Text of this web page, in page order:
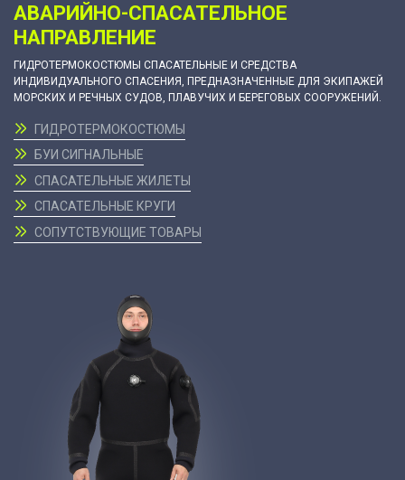
АВАРИЙНО-СПАСАТЕЛЬНОЕ
НАПРАВЛЕНИЕ
ГИДРОТЕРМОКОСТЮМЫ СПАСАТЕЛЬНЫЕ И СРЕДСТВА
ИНДИВИДУАЛЬНОГО СПАСЕНИЯ, ПРЕДНАЗНАЧЕННЫЕ ДЛЯ ЭКИПАЖЕЙ
МОРСКИХ И РЕЧНЫХ СУДОВ, ПЛАВУЧИХ И БЕРЕГОВЫХ СООРУЖЕНИЙ.
ГИДРОТЕРМОКОСТЮМЫ
БУИ СИГНАЛЬНЫЕ
СПАСАТЕЛЬНЫЕ ЖИЛЕТЫ
СПАСАТЕЛЬНЫЕ КРУГИ
СОПУТСТВУЮЩИЕ ТОВАРЫ